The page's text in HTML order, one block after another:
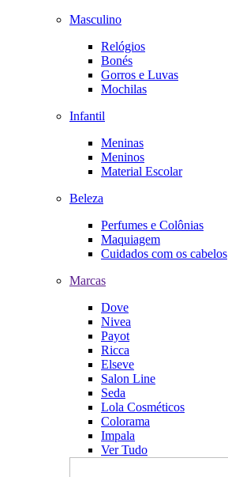
Masculino
Relógios
Bonés
Gorros e Luvas
Mochilas
Infantil
Meninas
Meninos
Material Escolar
Beleza
Perfumes e Colônias
Maquiagem
Cuidados com os cabelos
Marcas
Dove
Nivea
Payot
Ricca
Elseve
Salon Line
Seda
Lola Cosméticos
Colorama
Impala
Ver Tudo